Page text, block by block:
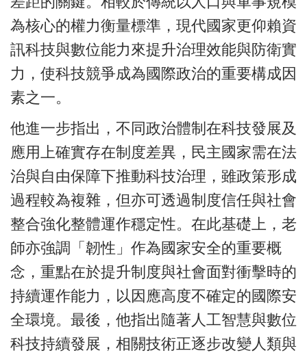
為核心的權力衡量標準，現代國家更仰賴資
訊科技與數位能力來提升治理效能與防衛實
力，使科技競爭成為國際政治的重要構成因
素之一。
他進一步指出，不同政治體制在科技發展及
應用上確實存在制度差異，民主國家需在法
治與自由保障下推動科技治理，雖政策形成
過程較為複雜，但亦可透過制度信任與社會
整合強化整體運作穩定性。在此基礎上，老
師亦強調「韌性」作為國家安全的重要概
念，重點在於提升制度與社會面對衝擊時的
持續運作能力，以因應高度不確定的國際安
全環境。最後，他指出隨著人工智慧與數位
科技持續發展，相關技術正逐步改變人類與